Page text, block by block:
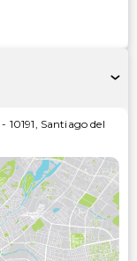
- 10191, Santiago del